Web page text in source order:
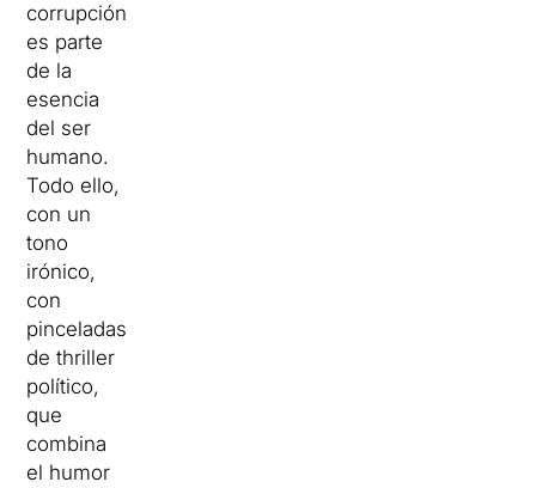
corrupción
es parte
de la
esencia
del ser
humano.
Todo ello,
con un
tono
irónico,
con
pinceladas
de thriller
político,
que
combina
el humor